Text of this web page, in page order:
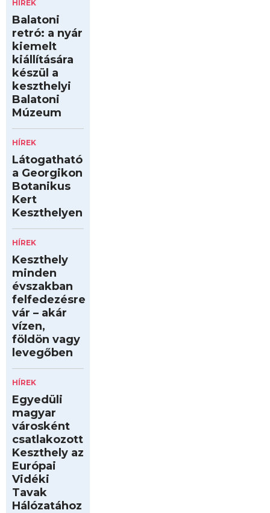
HÍREK
Balatoni
retró: a nyár
kiemelt
kiállítására
készül a
keszthelyi
Balatoni
Múzeum
HÍREK
Látogatható
a Georgikon
Botanikus
Kert
Keszthelyen
HÍREK
Keszthely
minden
évszakban
felfedezésre
vár – akár
vízen,
földön vagy
levegőben
HÍREK
Egyedüli
magyar
városként
csatlakozott
Keszthely az
Európai
Vidéki
Tavak
Hálózatához